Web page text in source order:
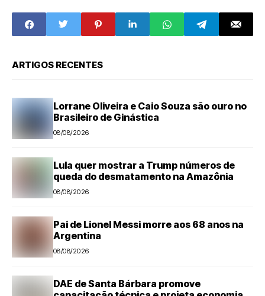
maio
ARTIGOS RECENTES
Lorrane Oliveira e Caio Souza são ouro no
Brasileiro de Ginástica
08/08/2026
Lula quer mostrar a Trump números de
queda do desmatamento na Amazônia
08/08/2026
Pai de Lionel Messi morre aos 68 anos na
Argentina
08/08/2026
DAE de Santa Bárbara promove